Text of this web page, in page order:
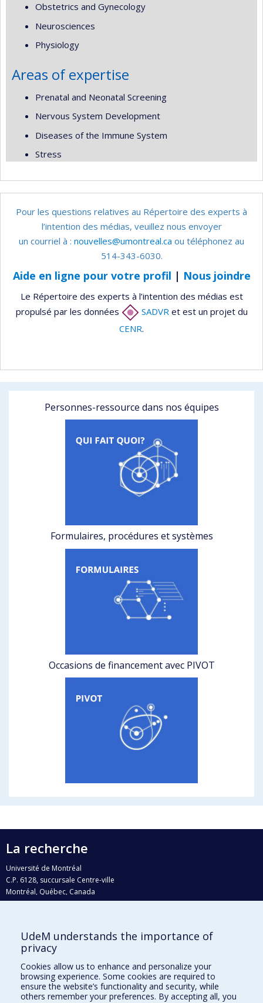
Obstetrics and Gynecology
Neurosciences
Physiology
Areas of expertise
Prenatal and Neonatal Screening
Nervous System Development
Diseases of the Immune System
Stress
Pour les questions relatives au Répertoire des experts à
l’intention des médias, veuillez nous envoyer
un courriel à : nouvelles@umontreal.ca ou téléphonez au
514-343-6030.
Aide en ligne pour votre profil | Nous joindre
Le Répertoire des experts à l’intention des médias est
propulsé par les données
SADVR et est un projet du
CENR.
Personnes-ressource dans nos équipes
Formulaires, procédures et systèmes
Occasions de financement avec PIVOT
La recherche
Université de Montréal
C.P. 6128, succursale Centre-ville
Montréal, Québec, Canada
H3C 3J7
Qui fait quoi?
Nous trouver
Plan du site
UdeM understands the importance of
privacy
Cookies allow us to enhance and personalize your
browsing experience. Some cookies are required to
ensure the website’s functionality and security, while
others remember your preferences. By accepting all, you